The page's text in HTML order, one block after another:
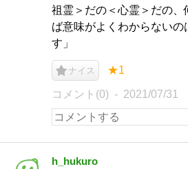
祖霊＞だの＜心霊＞だの
ば意味がよくわからない
す」
ナイス ★1
コメント(0) 2021/07/31
h_hukuro